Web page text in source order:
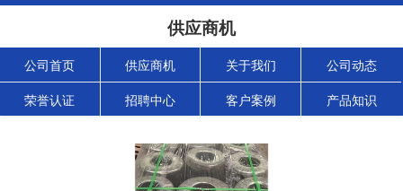
供应商机
公司首页 供应商机 关于我们 公司动态
荣誉认证 招聘中心 客户案例 产品知识